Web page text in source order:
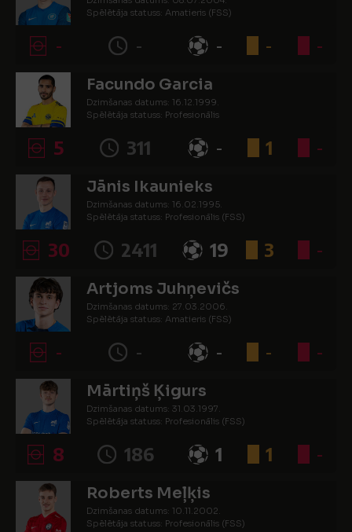
Spēlētāja statuss: Amatieris (FSS)
- - - - -
Facundo Garcia
Dzimšanas datums: 16.12.1999.
Spēlētāja statuss: Profesionālis
5 311 - 1 -
Jānis Ikaunieks
Dzimšanas datums: 16.02.1995.
Spēlētāja statuss: Profesionālis (FSS)
30 2411 19 3 -
Artjoms Juhņevičs
Dzimšanas datums: 27.03.2006.
Spēlētāja statuss: Amatieris (FSS)
- - - - -
Mārtiņš Ķigurs
Dzimšanas datums: 31.03.1997.
Spēlētāja statuss: Profesionālis (FSS)
8 186 1 1 -
Roberts Meļķis
Dzimšanas datums: 10.11.2002.
Spēlētāja statuss: Profesionālis (FSS)